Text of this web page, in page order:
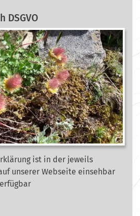
DSGVO
ist in der jeweils
unserer Webseite einsehbar